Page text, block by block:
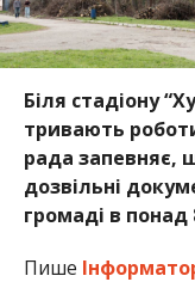
Біля стадіону
тривають
рада запевняє,
дозвільні
громаді в понад
Пише